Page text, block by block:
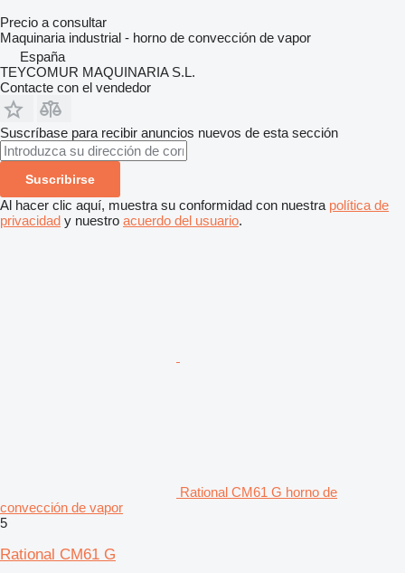
Precio a consultar
Maquinaria industrial - horno de convección de vapor
España
TEYCOMUR MAQUINARIA S.L.
Contacte con el vendedor
Suscríbase para recibir anuncios nuevos de esta sección
Suscribirse
Al hacer clic aquí, muestra su conformidad con nuestra política de
privacidad y nuestro acuerdo del usuario.
Rational CM61 G horno de
convección de vapor
5
Rational CM61 G